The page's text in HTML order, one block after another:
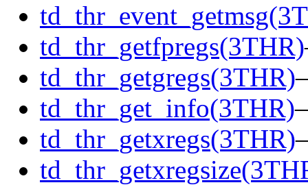
td_thr_getfpregs(3THR)
td_thr_getgregs(3THR)
td_thr_get_info(3THR)
td_thr_getxregs(3THR)